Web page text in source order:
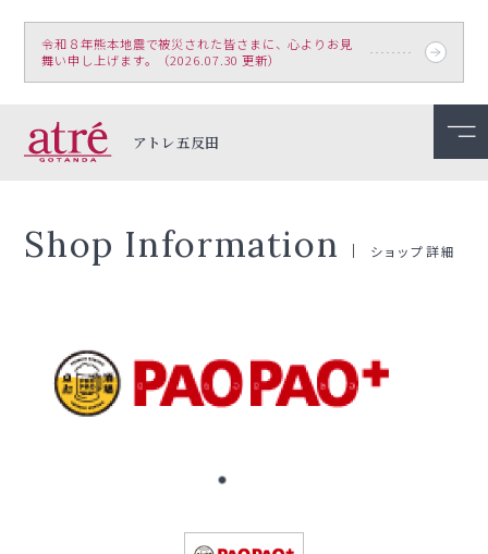
令和８年熊本地震で被災された皆さまに、心よりお見
舞い申し上げます。（2026.07.30 更新）
アトレ五反田
Shop Information ショップ詳細